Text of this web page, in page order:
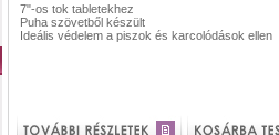
7"-os tok tabletekhez
Puha szövetből készült
Ideális védelem a piszok és karcolódások ellen